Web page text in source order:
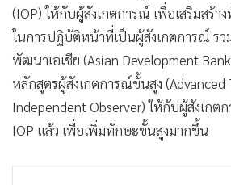
(IOP) ให้กับผู้สังเกตการณ์ เพื่อเสริมสร้า
ในการปฏิบัติหน้าที่เป็นผู้สังเกตการณ์ รว
พัฒนาเอเชีย (Asian Development
หลักสูตรผู้สังเกตการณ์ขั้นสูง (Advanced
Independent Observer) ให้กับผู้สังเก
IOP แล้ว เพื่อเพิ่มทักษะขั้นสูงมากขึ้น